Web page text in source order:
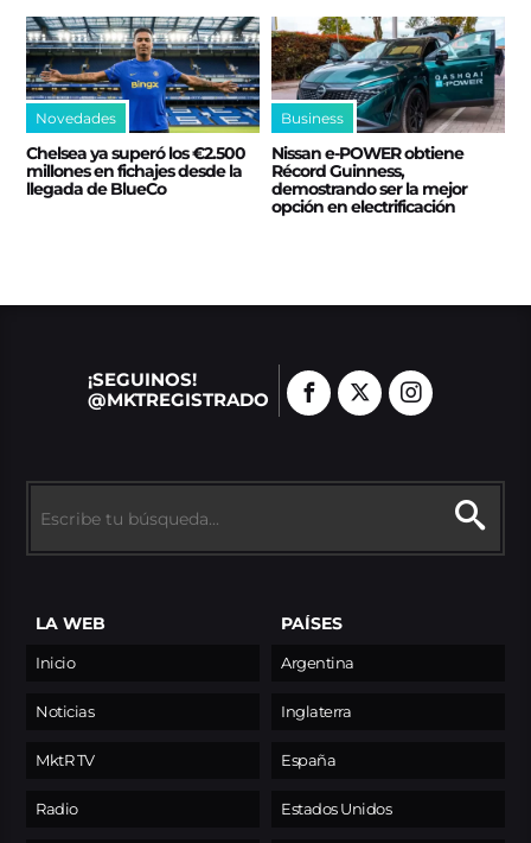
Novedades
Chelsea ya superó los €2.500
millones en fichajes desde la
llegada de BlueCo
Business
Nissan e‑POWER obtiene
Récord Guinness,
demostrando ser la mejor
opción en electrificación
¡SEGUINOS!
@MKTREGISTRADO
LA WEB
Inicio
Noticias
MktR TV
Radio
PAÍSES
Argentina
Inglaterra
España
Estados Unidos